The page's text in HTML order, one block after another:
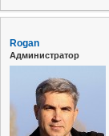
Rogan
Администратор